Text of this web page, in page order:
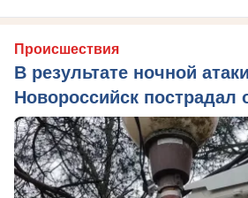
Происшествия
В результате ночной
Новороссийск пострадал